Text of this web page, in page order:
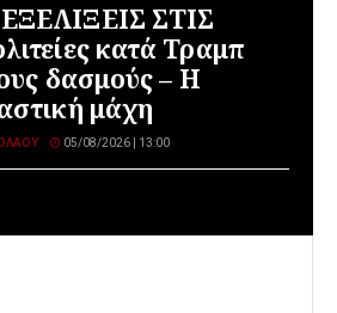
ΣΤΙΣ
κατά Τραμπ
δασμούς – Η
μάχη
05/08/2026 | 13:00